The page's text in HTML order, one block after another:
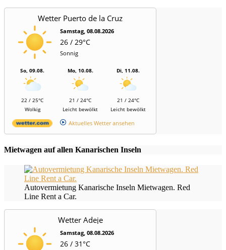
Wetter Puerto de la Cruz
Samstag, 08.08.2026
26 / 29°C
Sonnig
So, 09.08.
22 / 25°C
Wolkig
Mo, 10.08.
21 / 24°C
Leicht bewölkt
Di, 11.08.
21 / 24°C
Leicht bewölkt
Aktuelles Wetter ansehen
Mietwagen auf allen Kanarischen Inseln
Autovermietung Kanarische Inseln Mietwagen. Red
Line Rent a Car.
Wetter Adeje
Samstag, 08.08.2026
26 / 31°C